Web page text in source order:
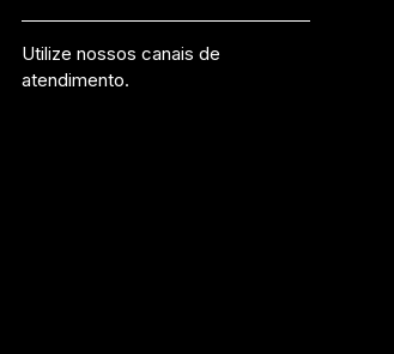
Utilize nossos canais de
atendimento.